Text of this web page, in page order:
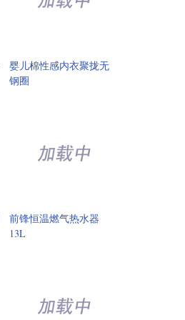
婴儿棉性感内衣聚拢无
钢圈
前锋恒温燃气热水器
13L